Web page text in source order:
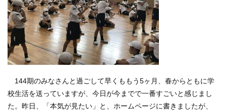
144期のみなさんと過ごして早くももう5ヶ月、春からともに学
校生活を送っていますが、今日が今までで一番すごいと感じまし
た。昨日、「本気が見たい」と、ホームページに書きましたが、